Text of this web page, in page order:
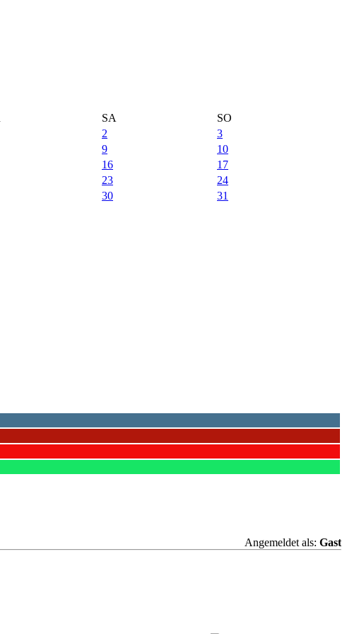
SA
SO
2
3
9
10
16
17
23
24
30 31
Angemeldet als: Gast